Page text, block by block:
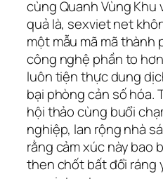
cùng Quanh Vùng Khu
quả là, sexviet net
một mẫu mã mã thành
công nghệ phần to
luôn tiện thực dung
bại phòng cản số hóa.
hội thảo cùng buổi
nghiệp, lan rộng nhà
rằng cảm xúc này bao
then chốt bất đổi ráng